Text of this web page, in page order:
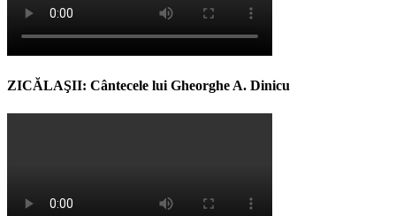
ZICĂLAŞII: Cântecele lui Gheorghe A. Dinicu